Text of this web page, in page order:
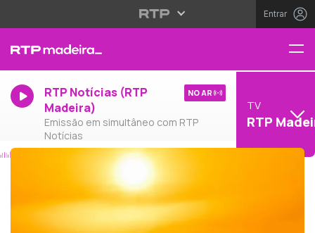
Entrar
RTP Notícias (RTP
Madeira)
Emissão em simultâneo com RTP
Notícias
NO AR
TV
RTP